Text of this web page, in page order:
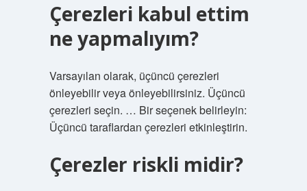
Çerezleri kabul ettim
ne yapmalıyım?
Varsayılan olarak, üçüncü çerezleri
önleyebilir veya önleyebilirsiniz. Üçüncü
çerezleri seçin. … Bir seçenek belirleyin:
Üçüncü taraflardan çerezleri etkinleştirin.
Çerezler riskli midir?